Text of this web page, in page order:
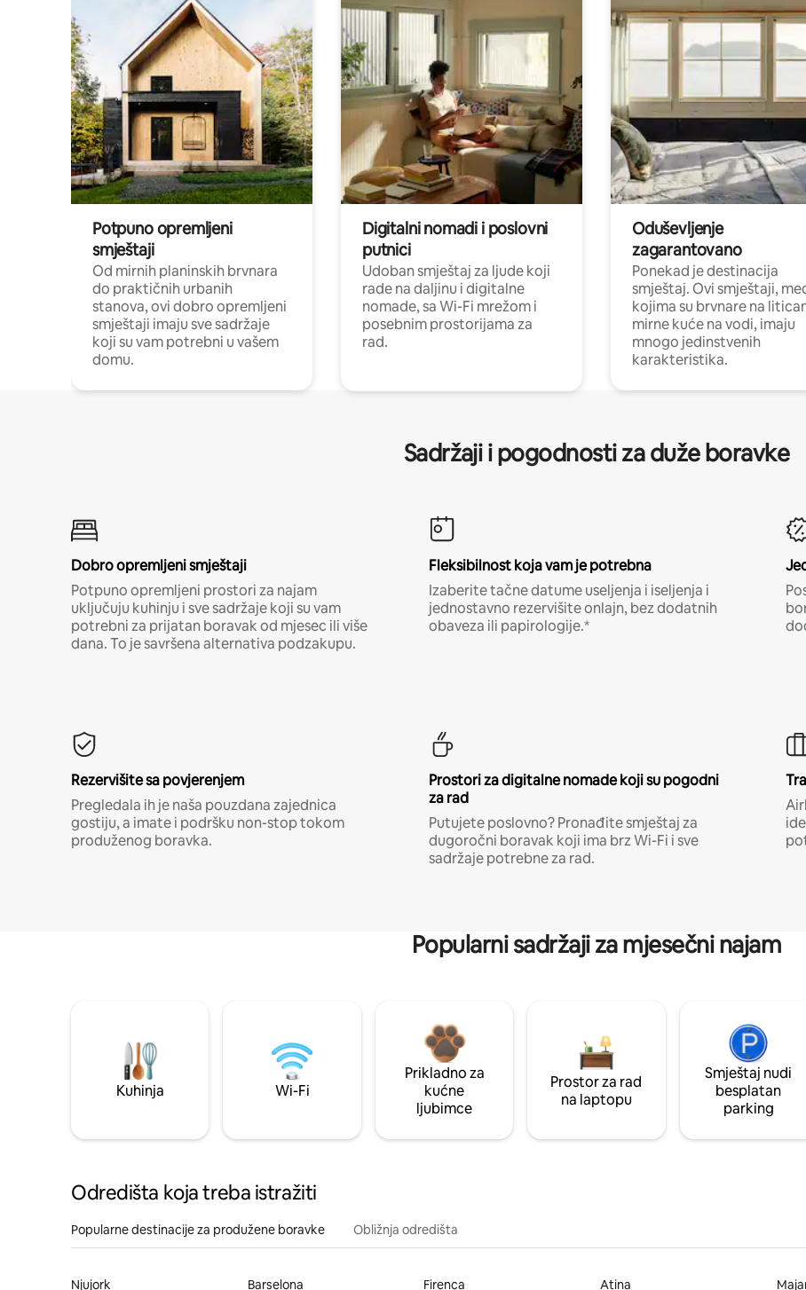
Potpuno opremljeni
smještaji
Od mirnih planinskih brvnara
do praktičnih urbanih
stanova, ovi dobro opremljeni
smještaji imaju sve sadržaje
koji su vam potrebni u vašem
domu.
Digitalni nomadi i poslovni
putnici
Udoban smještaj za ljude koji
rade na daljinu i digitalne
nomade, sa Wi-Fi mrežom i
posebnim prostorijama za
rad.
Oduševljenje
zagarantovano
Ponekad je destinacija
smještaj. Ovi smještaji,
kojima su brvnare na
mirne kuće na vodi, imaju
mnogo jedinstvenih
karakteristika.
Sadržaji i pogodnosti za duže boravke
Dobro opremljeni smještaji
Potpuno opremljeni prostori za najam
uključuju kuhinju i sve sadržaje koji su vam
potrebni za prijatan boravak od mjesec ili više
dana. To je savršena alternativa podzakupu.
Fleksibilnost koja vam je potrebna
Izaberite tačne datume useljenja i iseljenja i
jednostavno rezervišite onlajn, bez dodatnih
obaveza ili papirologije.*
Rezervišite sa povjerenjem
Pregledala ih je naša pouzdana zajednica
gostiju, a imate i podršku non-stop tokom
produženog boravka.
Prostori za digitalne nomade koji su pogodni
za rad
Putujete poslovno? Pronađite smještaj za
dugoročni boravak koji ima brz Wi-Fi i sve
sadržaje potrebne za rad.
Popularni sadržaji za mjesečni najam
Kuhinja Wi-Fi
Prikladno za
kućne
ljubimce
Prostor za rad
na laptopu
Smještaj nudi
besplatan
parking
Odredišta koja treba istražiti
Popularne destinacije za produžene boravke Obližnja odredišta
Njujork Barselona Firenca Atina